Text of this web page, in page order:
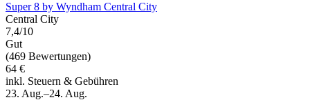
Super 8 by Wyndham Central City
Central City
7,4/10
Gut
(469 Bewertungen)
64 €
inkl. Steuern & Gebühren
23. Aug.–24. Aug.